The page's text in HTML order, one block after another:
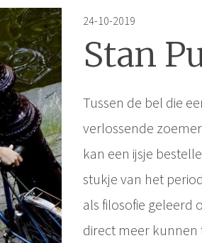
24-10-2019
Stan
Tussen de bel die
verlossende
kan een ijsje
stukje van het
als filosofie geleerd
direct meer kunnen